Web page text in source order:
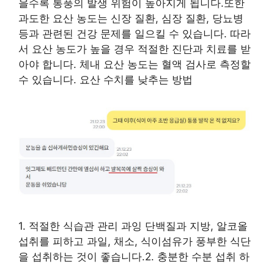
을수록 통풍의 발생 위험이 높아지게 됩니다.또한
과도한 요산 농도는 신장 질환, 심장 질환, 당뇨병
등과 관련된 건강 문제를 일으킬 수 있습니다. 따라
서 요산 농도가 높을 경우 적절한 진단과 치료를 받
아야 합니다. 체내 요산 농도는 혈액 검사로 측정할
수 있습니다. 요산 수치를 낮추는 방법
1. 적절한 식습관 관리 과잉 단백질과 지방, 알코올
섭취를 피하고 과일, 채소, 식이섬유가 풍부한 식단
을 섭취하는 것이 좋습니다.2. 충분한 수분 섭취 하